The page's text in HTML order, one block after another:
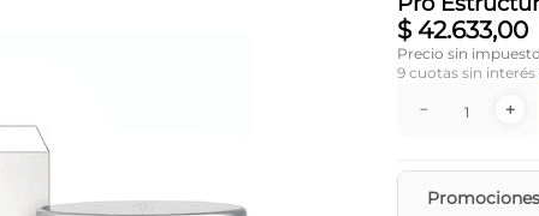
$ 42.633,00
Precio sin
9cuotas sin interés
＋
－